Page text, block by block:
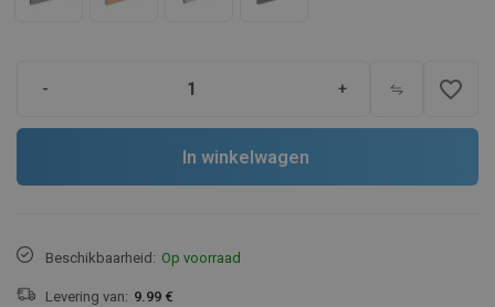
- + favorite_border
In winkelwagen
Beschikbaarheid: Op voorraad
Levering van: 9.99 €